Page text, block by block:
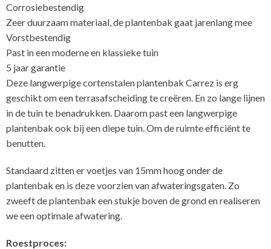
Corrosiebestendig
Zeer duurzaam materiaal, de plantenbak gaat jarenlang mee
Vorstbestendig
Past in een moderne en klassieke tuin
5 jaar garantie
Deze langwerpige cortenstalen plantenbak Carrez is erg
geschikt om een terrasafscheiding te creëren. En zo lange lijnen
in de tuin te benadrukken. Daarom past een langwerpige
plantenbak ook bij een diepe tuin. Om de ruimte efficiënt te
benutten.
Standaard zitten er voetjes van 15mm hoog onder de
plantenbak en is deze voorzien van afwateringsgaten. Zo
zweeft de plantenbak een stukje boven de grond en realiseren
we een optimale afwatering.
Roestproces: